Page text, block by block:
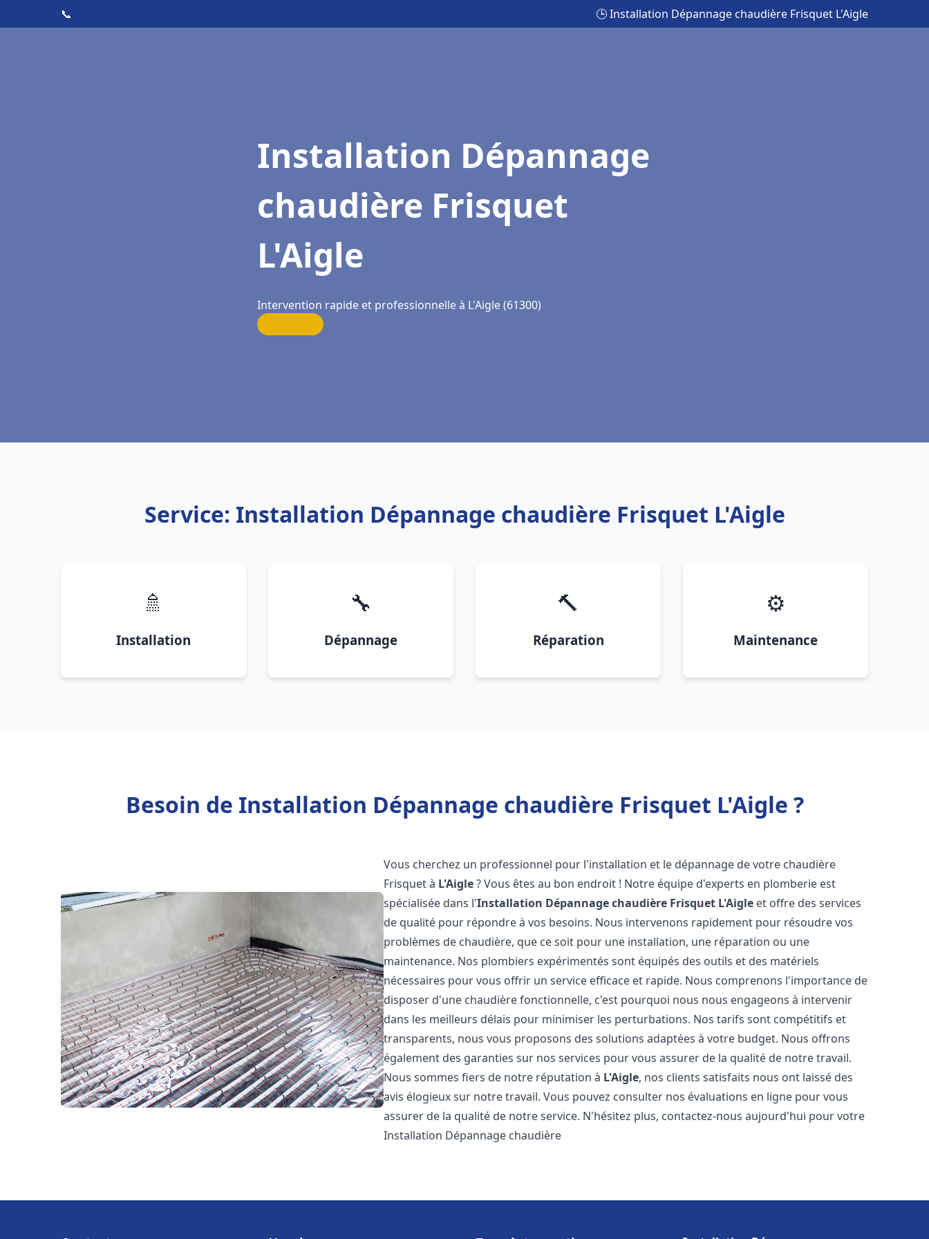
📞 🕒 Installation Dépannage chaudière Frisquet L'Aigle
Installation Dépannage
chaudière Frisquet
L'Aigle
Intervention rapide et professionnelle à L'Aigle (61300)
Service: Installation Dépannage chaudière Frisquet L'Aigle
🚿
Installation
🔧
Dépannage
🔨
Réparation
⚙️
Maintenance
Besoin de Installation Dépannage chaudière Frisquet L'Aigle ?
Vous cherchez un professionnel pour l'installation et le dépannage de votre chaudière
Frisquet à L'Aigle? Vous êtes au bon endroit ! Notre équipe d'experts en plomberie est
spécialisée dans l'Installation Dépannage chaudière Frisquet L'Aigle et offre des services
de qualité pour répondre à vos besoins. Nous intervenons rapidement pour résoudre vos
problèmes de chaudière, que ce soit pour une installation, une réparation ou une
maintenance. Nos plombiers expérimentés sont équipés des outils et des matériels
nécessaires pour vous offrir un service efficace et rapide. Nous comprenons l'importance de
disposer d'une chaudière fonctionnelle, c'est pourquoi nous nous engageons à intervenir
dans les meilleurs délais pour minimiser les perturbations. Nos tarifs sont compétitifs et
transparents, nous vous proposons des solutions adaptées à votre budget. Nous offrons
également des garanties sur nos services pour vous assurer de la qualité de notre travail.
Nous sommes fiers de notre réputation à L'Aigle, nos clients satisfaits nous ont laissé des
avis élogieux sur notre travail. Vous pouvez consulter nos évaluations en ligne pour vous
assurer de la qualité de notre service. N'hésitez plus, contactez-nous aujourd'hui pour votre
Installation Dépannage chaudière